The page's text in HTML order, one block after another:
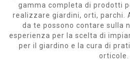
gamma completa di prodotti
realizzare giardini, orti, parchi.
da te possono contare sulla
esperienza per la scelta di
per il giardino e la cura di
orticole.